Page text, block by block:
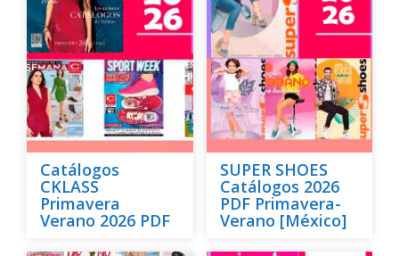
Catálogos
CKLASS
Primavera
Verano 2026 PDF
SUPER SHOES
Catálogos 2026
PDF Primavera-
Verano [México]